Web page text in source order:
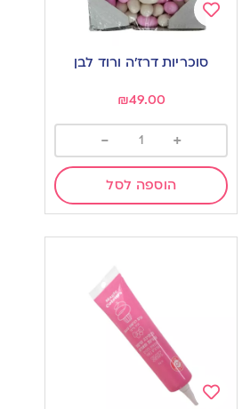
Add
wishlist
סוכריות דרז’ה ורוד לבן
₪49.00
+
-
הוספה לסל